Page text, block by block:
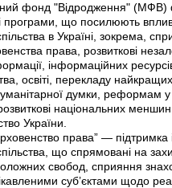
фонд "Відродження" (МФВ)
програми, що посилюють
в Україні, зокрема,
права, розвиткові
інформаційних
освіті, перекладу
гуманітарної думки, реформам
національних меншин
України.
права” — підтримка
що спрямовані на
свобод, сприяння
суб’єктами щодо